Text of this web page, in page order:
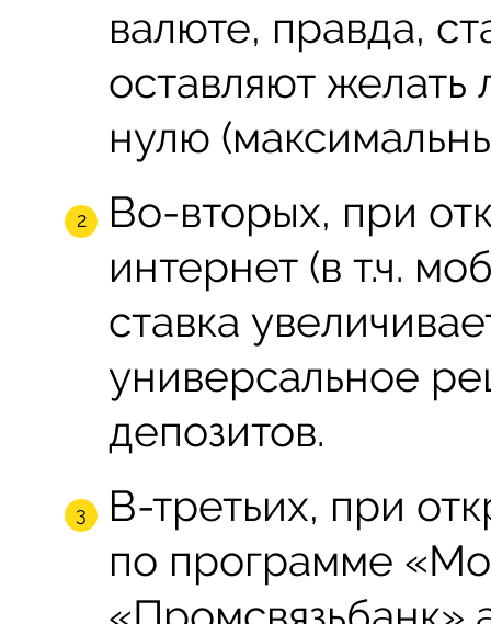
валюте, правда,
оставляют желать
нулю
Во-вторых, при
интернет (в т.ч.
ставка
универсальное
депозитов.
В-третьих, при
по программе